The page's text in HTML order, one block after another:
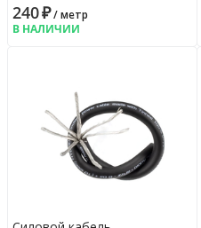
240₽/ метр
В НАЛИЧИИ